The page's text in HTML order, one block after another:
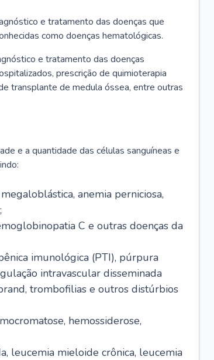
e tratamento das doenças que
como doenças hematológicas.
e tratamento das doenças
prescrição de quimioterapia
transplante de medula óssea, entre outras
e a quantidade das células sanguíneas e
anemia perniciosa,
C e outras doenças da
imunológica (PTI), púrpura
intravascular disseminada
trombofilias e outros distúrbios
hemossiderose,
leucemia mieloide crônica, leucemia